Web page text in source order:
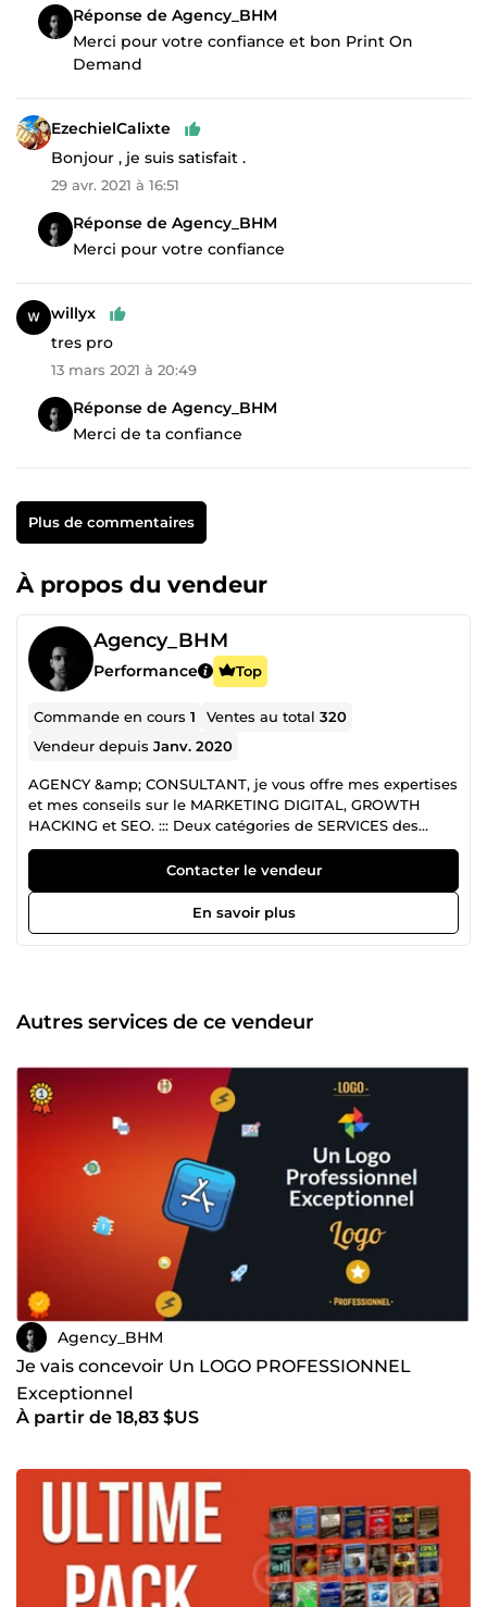
Réponse de Agency_BHM
Merci pour votre confiance et bon Print On
Demand
EzechielCalixte
Bonjour , je suis satisfait .
29 avr. 2021 à 16:51
Réponse de Agency_BHM
Merci pour votre confiance
willyx
tres pro
13 mars 2021 à 20:49
Réponse de Agency_BHM
Merci de ta confiance
Plus de commentaires
À propos du vendeur
Agency_BHM
Performance Top
Commande en cours1 Ventes au total320
Vendeur depuisJanv. 2020
AGENCY &amp; CONSULTANT, je vous offre mes expertises
et mes conseils sur le MARKETING DIGITAL, GROWTH
HACKING et SEO. ::: Deux catégories de SERVICES des
FORMATIONS &amp; PRESTATION DE SERVICES en
entreprise, site ou compte de réseaux social, je suis là pour
votre BRANDING essentiel en 2026. FORMATIONS : Je vous
mental de GAGNANT et PASSER A L'ACTION... ✔️ AGENCY
&amp; CONSULTANT BHM
Contacter le vendeur
En savoir plus
Autres services de ce vendeur
Agency_BHM
Je vais concevoir Un LOGO PROFESSIONNEL
Exceptionnel
À partir de 18,83 $US